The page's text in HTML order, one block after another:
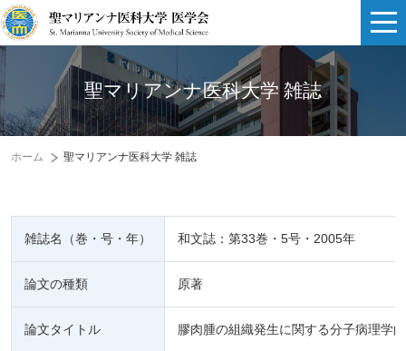
聖マリアンナ医科大学 雑誌
ホーム 聖マリアンナ医科大学 雑誌
雑誌名（巻・号・年） 和文誌：第33巻・5号・2005年
論文の種類 原著
論文タイトル 膠肉腫の組織発生に関する分子病理学